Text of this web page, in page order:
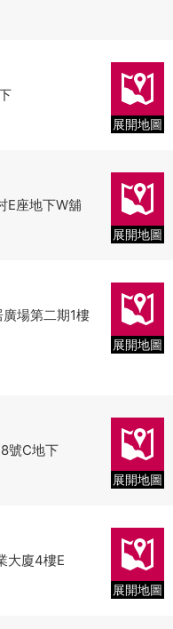
展開地圖
E座地下W舖
展開地圖
場第二期1樓
展開地圖
號C地下
展開地圖
大廈4樓E
展開地圖